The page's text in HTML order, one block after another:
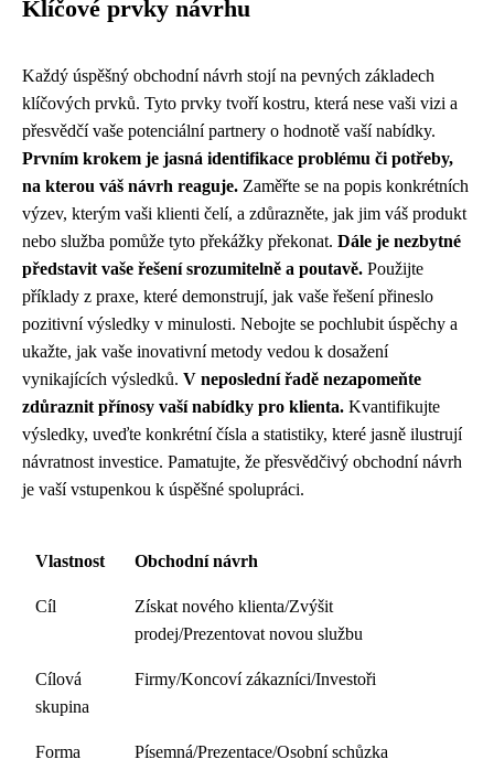
Klíčové prvky návrhu
Každý úspěšný obchodní návrh stojí na pevných základech
klíčových prvků. Tyto prvky tvoří kostru, která nese vaši vizi a
přesvědčí vaše potenciální partnery o hodnotě vaší nabídky.
Prvním krokem je jasná identifikace problému či potřeby,
na kterou váš návrh reaguje. Zaměřte se na popis konkrétních
výzev, kterým vaši klienti čelí, a zdůrazněte, jak jim váš produkt
nebo služba pomůže tyto překážky překonat. Dále je nezbytné
představit vaše řešení srozumitelně a poutavě. Použijte
příklady z praxe, které demonstrují, jak vaše řešení přineslo
pozitivní výsledky v minulosti. Nebojte se pochlubit úspěchy a
ukažte, jak vaše inovativní metody vedou k dosažení
vynikajících výsledků. V neposlední řadě nezapomeňte
zdůraznit přínosy vaší nabídky pro klienta. Kvantifikujte
výsledky, uveďte konkrétní čísla a statistiky, které jasně ilustrují
návratnost investice. Pamatujte, že přesvědčivý obchodní návrh
je vaší vstupenkou k úspěšné spolupráci.
Vlastnost Obchodní návrh
Cíl
Získat nového klienta/Zvýšit
prodej/Prezentovat novou službu
Cílová
skupina
Firmy/Koncoví zákazníci/Investoři
Forma Písemná/Prezentace/Osobní schůzka